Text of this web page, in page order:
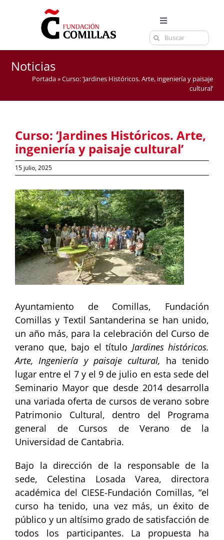
Toggle
Navigation
LA FUNDACIÓN
ESTUDIOS
EL CENTRO
CURSOS Y EXÁMENES
CONTACTA
Buscar:
Noticias
Portada»Curso: ‘Jardines Históricos. Arte, ingeniería y paisaje
cultural’
Curso: ‘Jardines Históricos. Arte,
ingeniería y paisaje cultural’
15 julio, 2025
Ver
imagen
más
grande
Ayuntamiento de Comillas, Fundación
Comillas y Textil Santanderina se han unido,
un año más, para la celebración del Curso de
verano que, bajo el título Jardines históricos.
Arte, Ingeniería y paisaje cultural, ha tenido
lugar entre el 7 y el 9 de julio en esta sede del
Seminario Mayor que desde 2014 desarrolla
una variada oferta de cursos de verano sobre
Patrimonio Cultural, dentro del Programa
general de Cursos de Verano de la
Universidad de Cantabria.
Bajo la dirección de la responsable de la
sede, Celestina Losada Varea, directora
académica del CIESE-Fundación Comillas, “el
curso ha tenido, una vez más, un éxito de
público y un altísimo grado de satisfacción de
todos los participantes. La propuesta ha